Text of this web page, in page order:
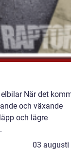
När det
och växande
och lägre
03 augusti